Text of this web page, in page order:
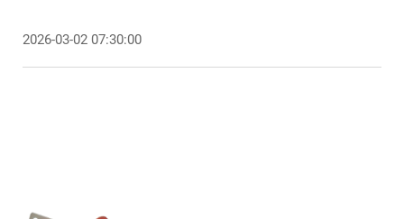
2026-03-02 07:30:00